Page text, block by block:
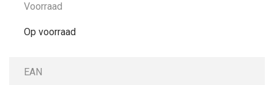
Voorraad
Op voorraad
EAN